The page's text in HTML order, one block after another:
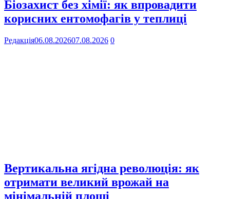
Біозахист без хімії: як впровадити
корисних ентомофагів у теплиці
Редакція06.08.202607.08.2026 0
Вертикальна ягідна революція: як
отримати великий врожай на
мінімальній площі